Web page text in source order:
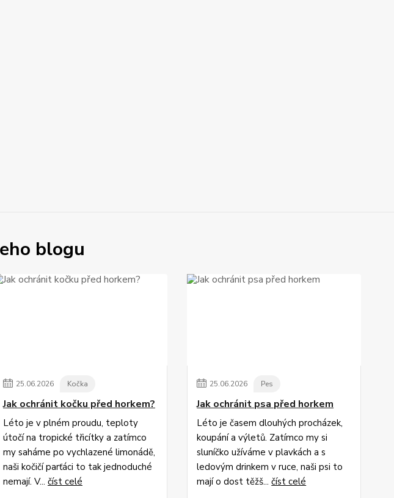
blogu
25.06.2026 Kočka
Jak ochránit kočku před horkem?
Léto je v plném proudu, teploty
útočí na tropické třicítky a zatímco
my saháme po vychlazené limonádě,
naši kočičí parťáci to tak jednoduché
nemají. V... číst celé
25.06.2026 Pes
Jak ochránit psa před horkem
Léto je časem dlouhých procházek,
koupání a výletů. Zatímco my si
sluníčko užíváme v plavkách a s
ledovým drinkem v ruce, naši psi to
mají o dost těžš...číst celé